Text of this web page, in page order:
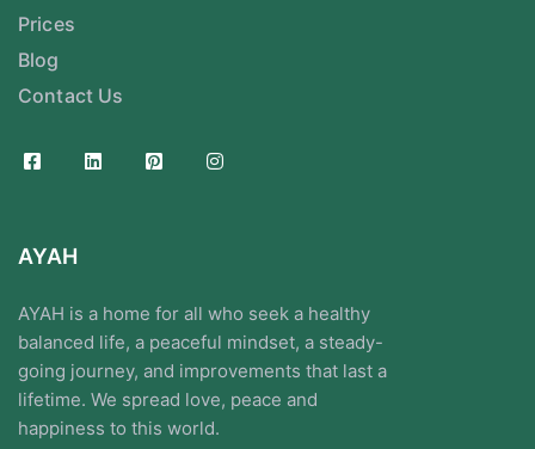
Prices
Blog
Contact Us
AYAH
AYAH is a home for all who seek a healthy
balanced life, a peaceful mindset, a steady-
going journey, and improvements that last a
lifetime. We spread love, peace and
happiness to this world.